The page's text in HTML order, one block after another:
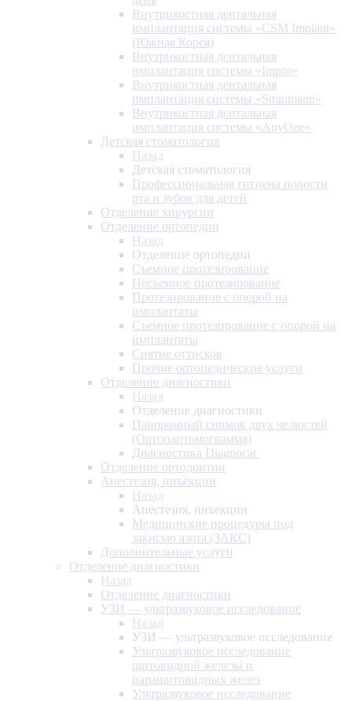
Внутрикостная дентальная
имплантация системы «CSM Implant»
(Южная Корея)
Внутрикостная дентальная
имплантация системы «Impro»
Внутрикостная дентальная
имплантация системы «Straumann»
Внутрикостная дентальная
имплантация системы «AnyOne»
Детская стоматология
Назад
Детская стоматология
Профессиональная гигиена полости
рта и зубов для детей
Отделение хирургии
Отделение ортопедии
Назад
Отделение ортопедии
Съемное протезирование
Несъемное протезирование
Протезирование с опорой на
имплантаты
Съемное протезирование с опорой на
имплантаты
Снятие оттисков
Прочие ортопедические услуги
Отделение диагностики
Назад
Отделение диагностики
Панорамный снимок двух челюстей
(Ортопантомограмма)
Диагностика Diagnocat
Отделение ортодонтии
Анестезия, инъекции
Назад
Анестезия, инъекции
Медицинские процедуры под
закисью азота (ЗАКС)
Дополнительные услуги
Отделение диагностики
Назад
Отделение диагностики
УЗИ — ультразвуковое исследование
Назад
УЗИ — ультразвуковое исследование
Ультразвуковое исследование
щитовидной железы и
паращитовидных желез
Ультразвуковое исследование